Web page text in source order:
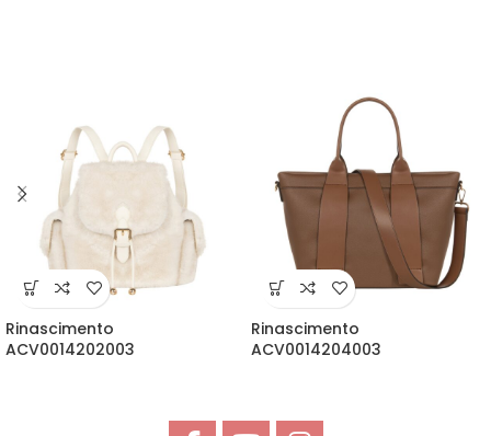
Rinascimento
ACV0014202003
Rinascimento
ACV0014204003